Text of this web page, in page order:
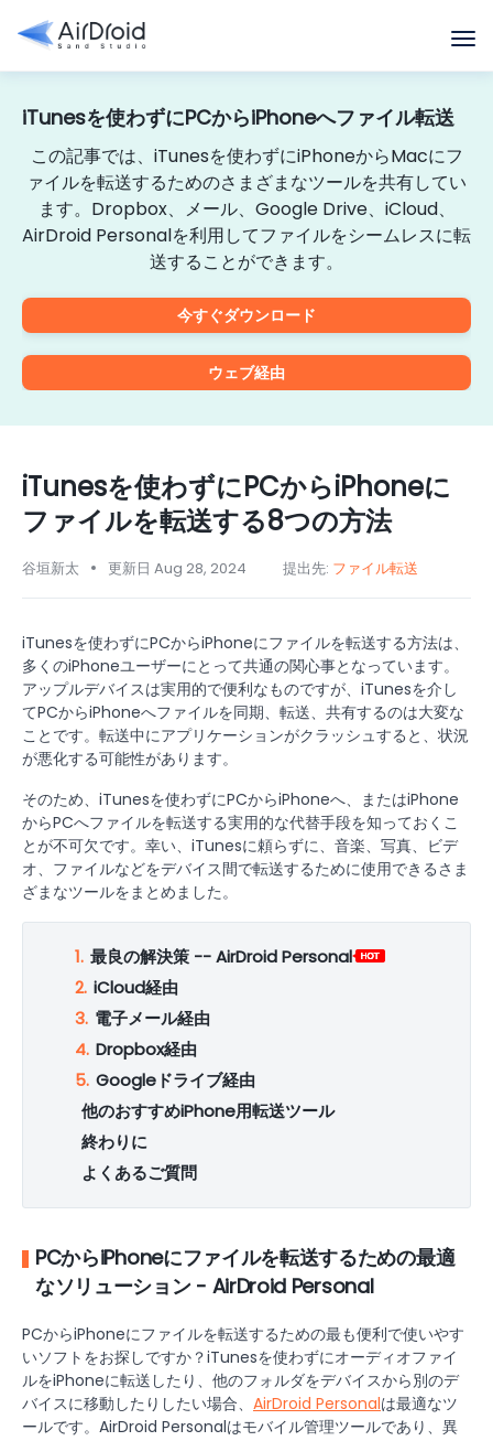
iTunesを使わずにPCからiPhoneへファイル転送
この記事では、iTunesを使わずにiPhoneからMacにフ
ァイルを転送するためのさまざまなツールを共有してい
ます。Dropbox、メール、Google Drive、iCloud、
AirDroid Personalを利用してファイルをシームレスに転
送することができます。
今すぐダウンロード
ウェブ経由
iTunesを使わずにPCからiPhoneに
ファイルを転送する8つの方法
谷垣新太 更新日 Aug 28, 2024 提出先: ファイル転送
iTunesを使わずにPCからiPhoneにファイルを転送する方法は、
多くのiPhoneユーザーにとって共通の関心事となっています。
アップルデバイスは実用的で便利なものですが、iTunesを介し
てPCからiPhoneへファイルを同期、転送、共有するのは大変な
ことです。転送中にアプリケーションがクラッシュすると、状況
が悪化する可能性があります。
そのため、iTunesを使わずにPCからiPhoneへ、またはiPhone
からPCへファイルを転送する実用的な代替手段を知っておくこ
とが不可欠です。幸い、iTunesに頼らずに、音楽、写真、ビデ
オ、ファイルなどをデバイス間で転送するために使用できるさま
ざまなツールをまとめました。
1. 最良の解決策 -- AirDroid Personal
2. iCloud経由
3. 電子メール経由
4. Dropbox経由
5. Googleドライブ経由
他のおすすめiPhone用転送ツール
終わりに
よくあるご質問
PCからiPhoneにファイルを転送するための最適
なソリューション - AirDroid Personal
PCからiPhoneにファイルを転送するための最も便利で使いやす
いソフトをお探しですか？iTunesを使わずにオーディオファイ
ルをiPhoneに転送したり、他のフォルダをデバイスから別のデ
バイスに移動したりしたい場合、 AirDroid Personalは最適なツ
ールです。AirDroid Personalはモバイル管理ツールであり、異